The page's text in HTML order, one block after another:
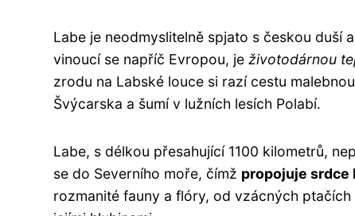
Labe je neodmyslitelně spjato s českou duší
vinoucí se napříč Evropou, je životodárnou
zrodu na Labské louce si razí cestu
Švýcarska a šumí v lužních lesích Polabí.
Labe, s délkou přesahující 1100 kilometrů,
se do Severního moře, čímž propojuje srdce
rozmanité fauny a flóry, od vzácných